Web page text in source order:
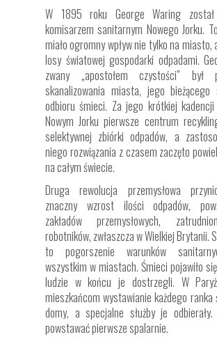
W 1895 roku George Waring został
komisarzem sanitarnym Nowego Jorku.
miało ogromny wpływ nie tylko na miasto,
losy światowej gospodarki odpadami.
zwany „apostołem czystości” był
skanalizowania miasta, jego
odbioru śmieci. Za jego krótkiej
Nowym Jorku pierwsze centrum
selektywnej zbiórki odpadów, a
niego rozwiązania z czasem zaczęto
na całym świecie.
Druga rewolucja przemysłowa
znaczny wzrost ilości odpadów,
zakładów przemysłowych,
robotników, zwłaszcza w Wielkiej Brytanii.
to pogorszenie warunków
wszystkim w miastach. Śmieci pojawiło
ludzie w końcu je dostrzegli. W
mieszkańcom wystawianie każdego ranka
domy, a specjalne służby je odbierały.
powstawać pierwsze spalarnie.